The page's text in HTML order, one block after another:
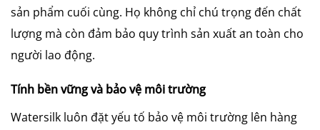
sản phẩm cuối cùng. Họ không chỉ chú trọng đến chất
lượng mà còn đảm bảo quy trình sản xuất an toàn cho
người lao động.
Tính bền vững và bảo vệ môi trường
Watersilk luôn đặt yếu tố bảo vệ môi trường lên hàng